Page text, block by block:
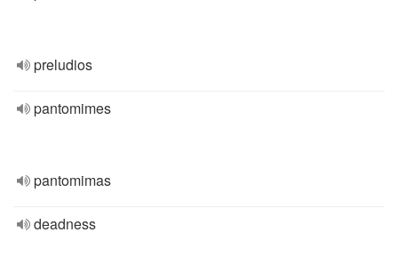
preludios
pantomimes
pantomimas
deadness